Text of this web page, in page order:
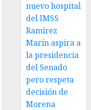
nuevo hospital
del IMSS
Ramírez
Marín aspira a
la presidencia
del Senado
pero respeta
decisión de
Morena